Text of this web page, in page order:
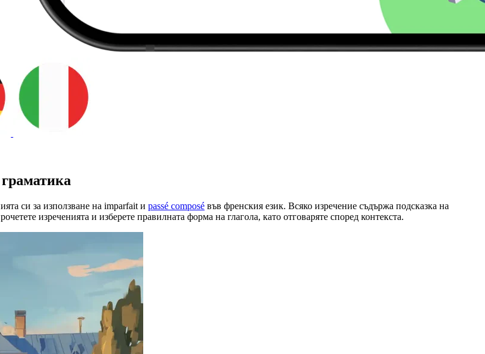
си за използване на imparfait и passé composé във френския език. Всяко изречение съдържа подсказка на
изреченията и изберете правилната форма на глагола, като отговаряте според контекста.